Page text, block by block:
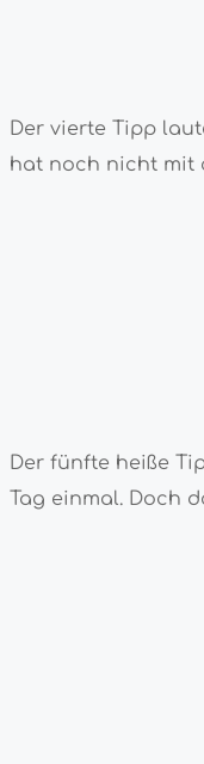
Der vierte Tipp
hat noch nicht mit
Der fünfte heiße
Tag einmal. Doch